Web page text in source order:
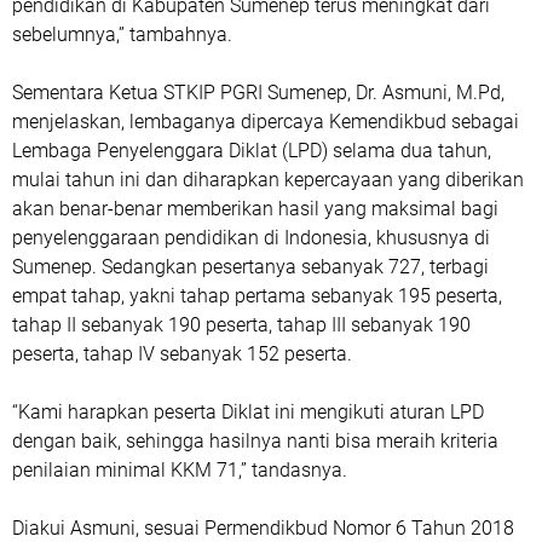
pendidikan di Kabupaten Sumenep terus meningkat dari
sebelumnya,” tambahnya.
Sementara Ketua STKIP PGRI Sumenep, Dr. Asmuni, M.Pd,
menjelaskan, lembaganya dipercaya Kemendikbud sebagai
Lembaga Penyelenggara Diklat (LPD) selama dua tahun,
mulai tahun ini dan diharapkan kepercayaan yang diberikan
akan benar-benar memberikan hasil yang maksimal bagi
penyelenggaraan pendidikan di Indonesia, khususnya di
Sumenep. Sedangkan pesertanya sebanyak 727, terbagi
empat tahap, yakni tahap pertama sebanyak 195 peserta,
tahap II sebanyak 190 peserta, tahap III sebanyak 190
peserta, tahap IV sebanyak 152 peserta.
“Kami harapkan peserta Diklat ini mengikuti aturan LPD
dengan baik, sehingga hasilnya nanti bisa meraih kriteria
penilaian minimal KKM 71,” tandasnya.
Diakui Asmuni, sesuai Permendikbud Nomor 6 Tahun 2018